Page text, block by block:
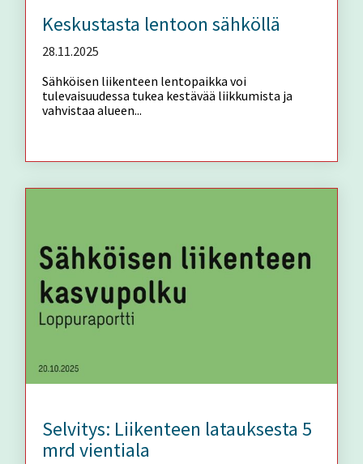
Keskustasta lentoon sähköllä
28.11.2025
Sähköisen liikenteen lentopaikka voi
tulevaisuudessa tukea kestävää liikkumista ja
vahvistaa alueen...
Selvitys: Liikenteen latauksesta 5
mrd vientiala